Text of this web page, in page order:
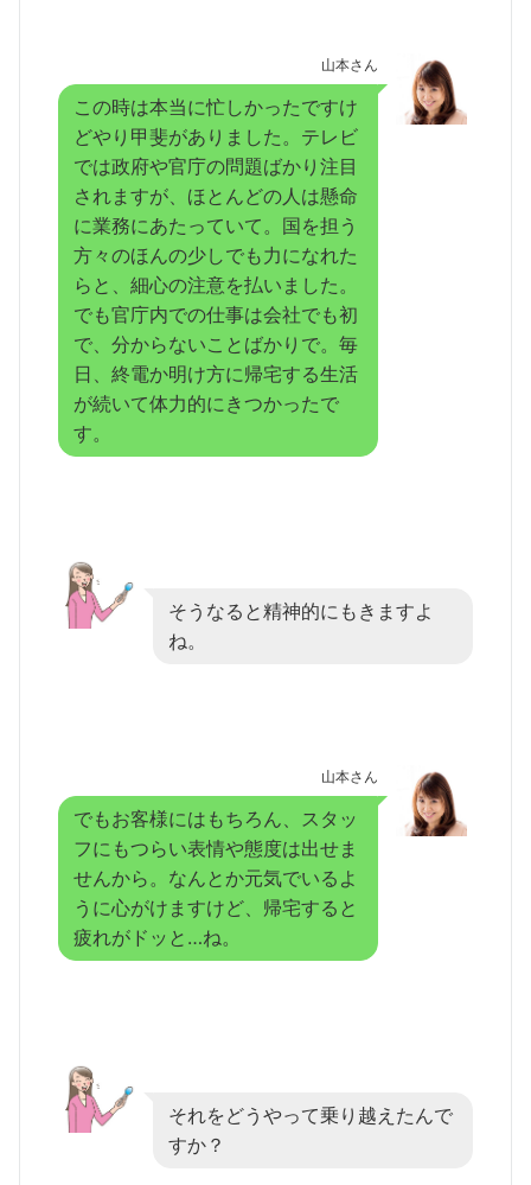
山本さん
この時は本当に忙しかったですけ
どやり甲斐がありました。テレビ
では政府や官庁の問題ばかり注目
されますが、ほとんどの人は懸命
に業務にあたっていて。国を担う
方々のほんの少しでも力になれた
らと、細心の注意を払いました。
でも官庁内での仕事は会社でも初
で、分からないことばかりで。毎
日、終電か明け方に帰宅する生活
が続いて体力的にきつかったで
す。
そうなると精神的にもきますよ
ね。
山本さん
でもお客様にはもちろん、スタッ
フにもつらい表情や態度は出せま
せんから。なんとか元気でいるよ
うに心がけますけど、帰宅すると
疲れがドッと…ね。
それをどうやって乗り越えたんで
すか？